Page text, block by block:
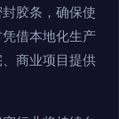
胶条，确保使
借本地化生产
商业项目提供